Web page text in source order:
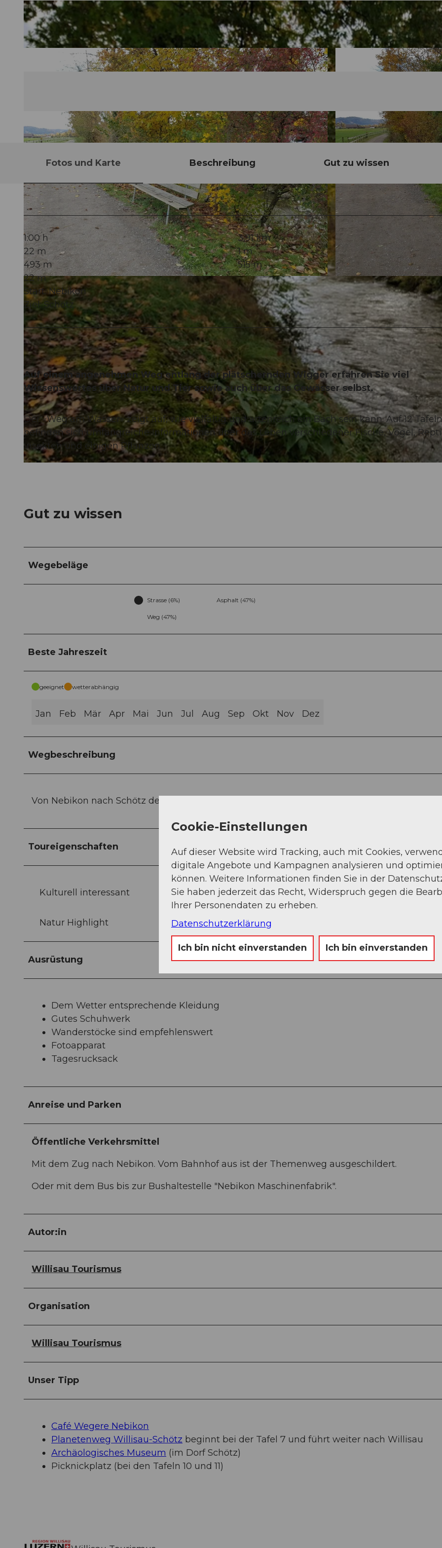
© Willisau Tourismus, Willisau Tourismus © Willisau Tourismus, Willisau Tourismus
Fotos und Karte Beschreibung Gut zu wissen
1:00 h
3,91 km
22 m
1 m
493 m
515 m
22 m
Start: Nebikon
Ziel: Schötz
Auf einem angenehmen Weg entlang der plätschernden Wigger erfahren Sie viel
Wissenswertes über Natur und Tier sowie auch über das Gewässer selbst.
Der «Weg am Wasser» zeigt auf, wie vielfältig und artenreich ein Bach sein kann. Auf 12 Tafeln
befinden sich umfangreiche Informationen über das Leben verschiedener Fische, Vögel,
Insekten und einigen Pflanzen.
Gut zu wissen
Wegebeläge
Strasse (6%) Asphalt (47%)
Weg (47%)
Beste Jahreszeit
geeignet wetterabhängig
Jan Feb Mär Apr Mai Jun Jul Aug Sep Okt Nov Dez
Wegbeschreibung
Von Nebikon nach Schötz den Hinweistafeln entlang.
Toureigenschaften
Kulturell interessant
Natur Highlight
Ausrüstung
Dem Wetter entsprechende Kleidung
Gutes Schuhwerk
Wanderstöcke sind empfehlenswert
Fotoapparat
Tagesrucksack
Anreise und Parken
Öffentliche Verkehrsmittel
Mit dem Zug nach Nebikon. Vom Bahnhof aus ist der Themenweg ausgeschildert.
Oder mit dem Bus bis zur Bushaltestelle "Nebikon Maschinenfabrik".
Autor:in
Willisau Tourismus
Organisation
Willisau Tourismus
Unser Tipp
Café Wegere Nebikon
Planetenweg Willisau-Schötz beginnt bei der Tafel 7 und führt weiter nach Willisau
Archäologisches Museum (im Dorf Schötz)
Picknickplatz (bei den Tafeln 10 und 11)
Cookie-Einstellungen
Auf dieser Website wird Tracking, auch mit Cookies,
digitale Angebote und Kampagnen analysieren und
können. Weitere Informationen finden Sie in der
Sie haben jederzeit das Recht, Widerspruch gegen die
Ihrer Personendaten zu erheben.
Datenschutzerklärung
Ich bin nicht einverstanden Ich bin einverstanden